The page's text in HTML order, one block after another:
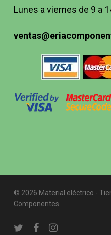
Lunes a viernes de 9 a
© 2026 Material eléctrico -
Componentes.
twitterfacebookinstagram